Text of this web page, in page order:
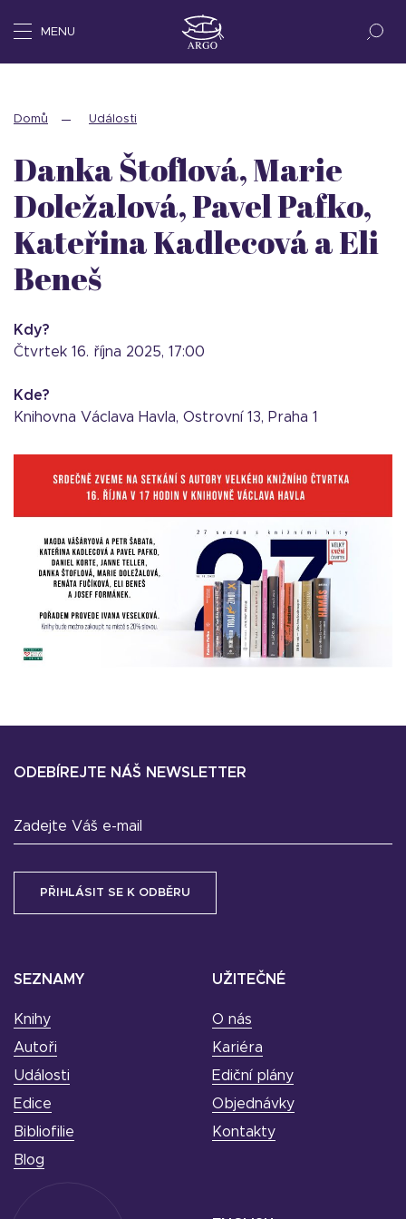
MENU
Domů Události
Danka Štoflová, Marie
Doležalová, Pavel Pafko,
Kateřina Kadlecová a Eli
Beneš
Kdy?
čtvrtek 16. října 2025, 17:00
Kde?
Knihovna Václava Havla, Ostrovní 13, Praha 1
SEZNAMY
Knihy
Autoři
Události
Edice
Bibliofilie
Blog
UŽITEČNÉ
O nás
Kariéra
Ediční plány
Objednávky
Kontakty
ODEBÍREJTE NÁŠ NEWSLETTER
Zadejte Váš e-mail